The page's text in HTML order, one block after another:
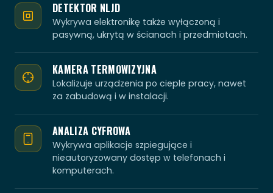
DETEKTOR NLJD
Wykrywa elektronikę także wyłączoną i
pasywną, ukrytą w ścianach i przedmiotach.
KAMERA TERMOWIZYJNA
Lokalizuje urządzenia po cieple pracy, nawet
za zabudową i w instalacji.
ANALIZA CYFROWA
Wykrywa aplikacje szpiegujące i
nieautoryzowany dostęp w telefonach i
komputerach.